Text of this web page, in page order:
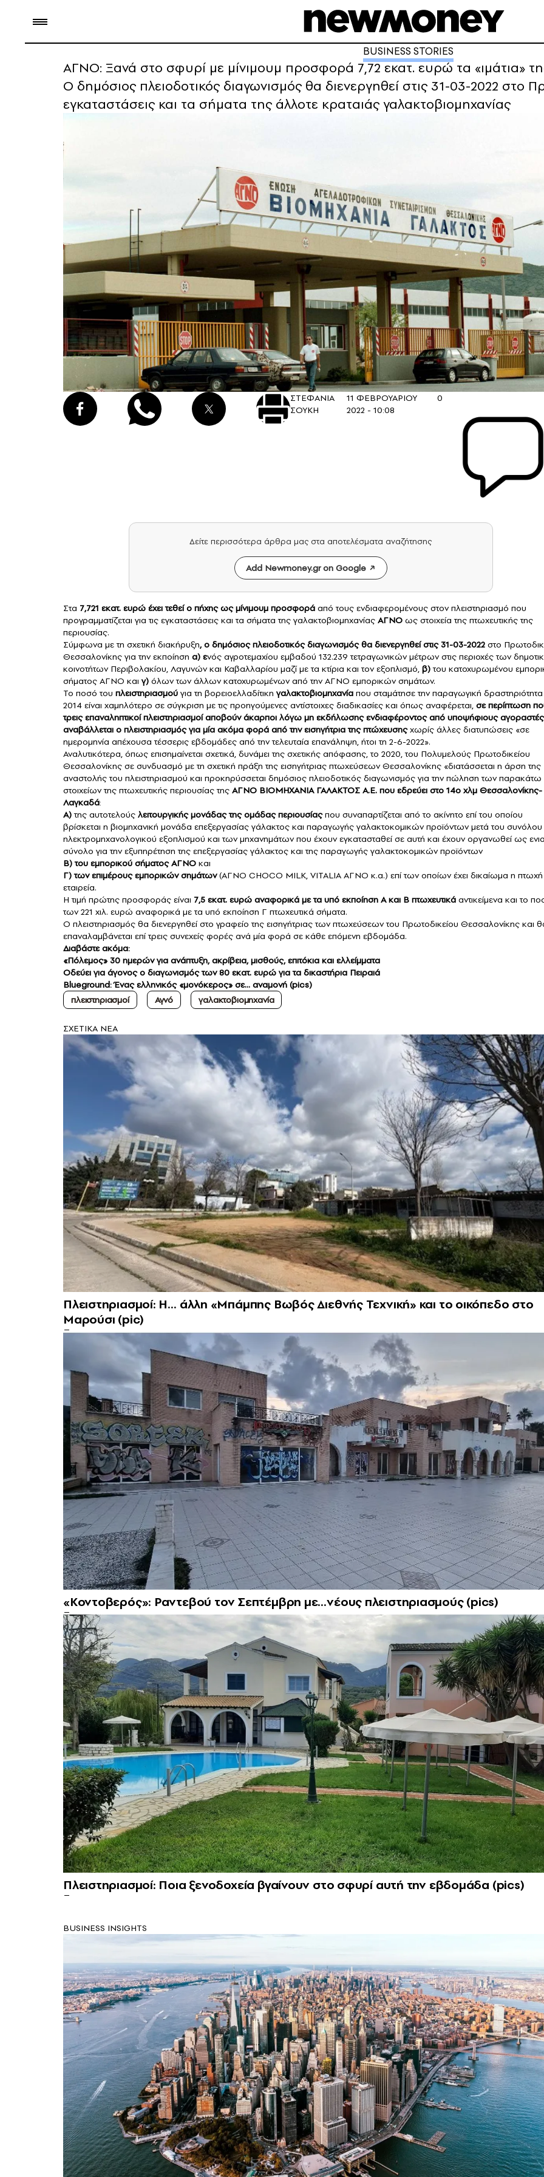
BUSINESS STORIES
ΑΓΝΟ: Ξανά στο σφυρί με μίνιμουμ προσφορά 7,72 εκατ. ευρώ τα «ιμάτια»
Ο δημόσιος πλειοδοτικός διαγωνισμός θα διενεργηθεί στις 31-03-2022 στο
εγκαταστάσεις και τα σήματα της άλλοτε κραταιάς γαλακτοβιομηχανίας
ΣΤΕΦΑΝΙΑ
ΣΟΥΚΗ
11 ΦΕΒΡΟΥΑΡΙΟΥ
2022 - 10:08
0
Δείτε περισσότερα άρθρα μας στα αποτελέσματα αναζήτησης
Add Newmoney.gr on Google
Στα 7,721 εκατ. ευρώ έχει τεθεί ο πήχης ως μίνιμουμ προσφορά από τους ενδιαφερομένους στον πλειστηριασμό που
προγραμματίζεται για τις εγκαταστάσεις και τα σήματα της γαλακτοβιομηχανίας ΑΓΝΟ ως στοιχεία της πτωχευτικής της
περιουσίας.
Σύμφωνα με τη σχετική διακήρυξη, ο δημόσιος πλειοδοτικός διαγωνισμός θα διενεργηθεί στις 31-03-2022 στο
Θεσσαλονίκης για την εκποίηση α) ενός αγροτεμαχίου εμβαδού 132.239 τετραγωνικών μέτρων στις περιοχές των
κοινοτήτων Περιβολακίου, Λαγυνών και Καβαλλαρίου μαζί με τα κτίρια και τον εξοπλισμό, β)του κατοχυρωμένου
σήματος ΑΓΝΟ και γ) όλων των άλλων κατοχυρωμένων από την ΑΓΝΟ εμπορικών σημάτων.
Το ποσό του πλειστηριασμού για τη βορειοελλαδίτικη γαλακτοβιομηχανία που σταμάτησε την παραγωγική δραστηριότητα
2014 είναι χαμηλότερο σε σύγκριση με τις προηγούμενες αντίστοιχες διαδικασίες και όπως αναφέρεται, σε περίπτωση
τρεις επαναληπτικοί πλειστηριασμοί αποβούν άκαρποι λόγω μη εκδήλωσης ενδιαφέροντος από υποψήφιους αγοραστές
αναβάλλεται ο πλειστηριασμός για μία ακόμα φορά από την εισηγήτρια της πτώχευσηςχωρίς άλλες διατυπώσεις «σε
ημερομηνία απέχουσα τέσσερις εβδομάδες από την τελευταία επανάληψη, ήτοι τη 2-6-2022».
Αναλυτικότερα, όπως επισημαίνεται σχετικά, δυνάμει της σχετικής απόφασης, το 2020, του Πολυμελούς Πρωτοδικείου
Θεσσαλονίκης σε συνδυασμό με τη σχετική πράξη της εισηγήτριας πτωχεύσεων Θεσσαλονίκης «διατάσσεται η άρση της
αναστολής του πλειστηριασμού και προκηρύσσεται δημόσιος πλειοδοτικός διαγωνισμός για την πώληση των παρακάτω
στοιχείων της πτωχευτικής περιουσίας της ΑΓΝΟ ΒΙΟΜΗΧΑΝΙΑ ΓΑΛΑΚΤΟΣ Α.Ε. που εδρεύει στο 14ο χλμ Θεσσαλονίκης-
Λαγκαδά:
Α)της αυτοτελούς λειτουργικής μονάδας της ομάδας περιουσίαςπου συναπαρτίζεται από το ακίνητο επί του οποίου
βρίσκεται η βιομηχανική μονάδα επεξεργασίας γάλακτος και παραγωγής γαλακτοκομικών προϊόντων μετά του συνόλου
ηλεκτρομηχανολογικού εξοπλισμού και των μηχανημάτων που έχουν εγκατασταθεί σε αυτή και έχουν οργανωθεί ως
σύνολο για την εξυπηρέτηση της επεξεργασίας γάλακτος και της παραγωγής γαλακτοκομικών προϊόντων
Β) του εμπορικού σήματος ΑΓΝΟ και
Γ) των επιμέρους εμπορικών σημάτων(ΑΓΝΟ CHOCO MILK, VITALIA ΑΓΝΟ κ.α.) επί των οποίων έχει δικαίωμα η πτωχή
εταιρεία.
Η τιμή πρώτης προσφοράς είναι 7,5 εκατ. ευρώ αναφορικά με τα υπό εκποίηση Α και Β πτωχευτικά αντικείμενα και το
των 221 χιλ. ευρώ αναφορικά με τα υπό εκποίηση Γ πτωχευτικά σήματα.
Ο πλειστηριασμός θα διενεργηθεί στο γραφείο της εισηγήτριας των πτωχεύσεων του Πρωτοδικείου Θεσσαλονίκης και
επαναλαμβάνεται επί τρεις συνεχείς φορές ανά μία φορά σε κάθε επόμενη εβδομάδα.
Διαβάστε ακόμα:
«Πόλεμος» 30 ημερών για ανάπτυξη, ακρίβεια, μισθούς, επιτόκια και ελλείμματα
Oδεύει για άγονος ο διαγωνισμός των 80 εκατ. ευρώ για τα δικαστήρια Πειραιά
Blueground: Ένας ελληνικός «μονόκερος» σε… αναμονή (pics)
πλειστηριασμοί
Αγνό γαλακτοβιομηχανία
ΣXETIKA NEA
Πλειστηριασμοί: Η… άλλη «Μπάμπης Βωβός Διεθνής Τεχνική» και το οικόπεδο στο
Μαρούσι (pic)
«Κοντοβερός»: Ραντεβού τον Σεπτέμβρη με…νέους πλειστηριασμούς (pics)
Πλειστηριασμοί: Ποια ξενοδοχεία βγαίνουν στο σφυρί αυτή την εβδομάδα (pics)
BUSINESS INSIGHTS